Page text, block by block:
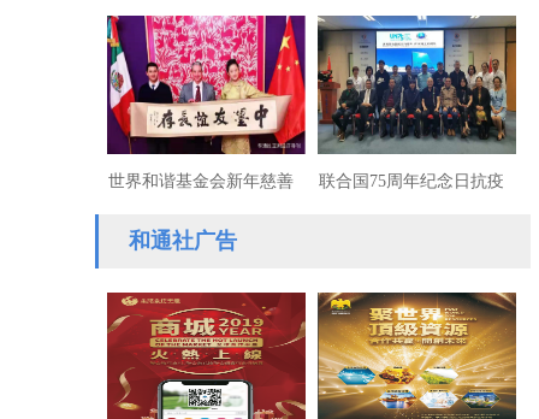
球抗疫英雄！ 普不止要钱还要命！
世界和谐基金会新年慈善
行动获墨西哥部长赞扬
联合国75周年纪念日抗疫
谐贡献奖
和通社广告